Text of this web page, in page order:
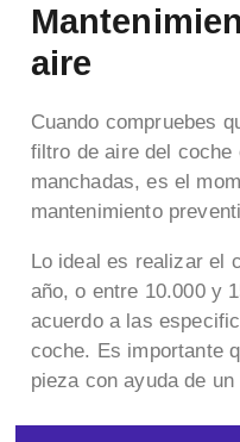
aire
Cuando compruebes
filtro de aire del
manchadas, es el
mantenimiento
Lo ideal es realizar el
año, o entre 10.000 y
acuerdo a las
coche. Es importante
pieza con ayuda de